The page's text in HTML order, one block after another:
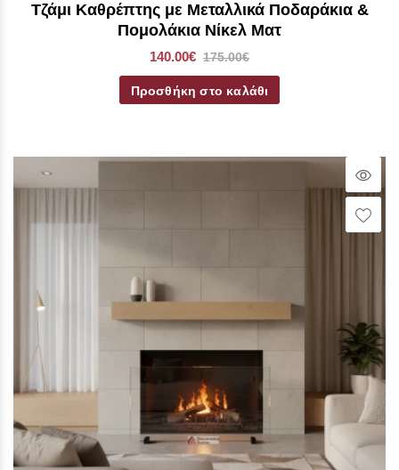
Τζάμι Καθρέπτης με Μεταλλικά Ποδαράκια &
Πομολάκια Νίκελ Ματ
140.00€ 175.00€
Προσθήκη στο καλάθι